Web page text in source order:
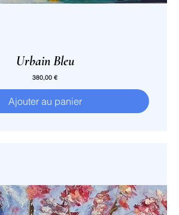
Urbain Bleu
Prix
380,00 €
Ajouter au panier